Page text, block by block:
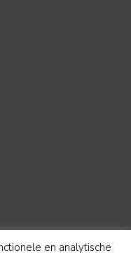
en analytische